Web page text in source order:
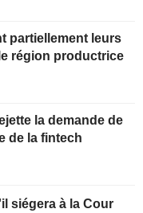
partiellement leurs
région productrice
la demande de
de la fintech
siégera à la Cour